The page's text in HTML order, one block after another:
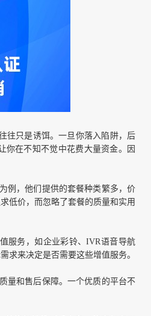
往只是诱饵。一旦你落入陷阱，后
你在不知不觉中花费大量资金。因
例，他们提供的套餐种类繁多，价
低价，而忽略了套餐的质量和实用
服务，如企业彩铃、IVR语音导航
求来决定是否需要这些增值服务。
量和售后保障。一个优质的平台不